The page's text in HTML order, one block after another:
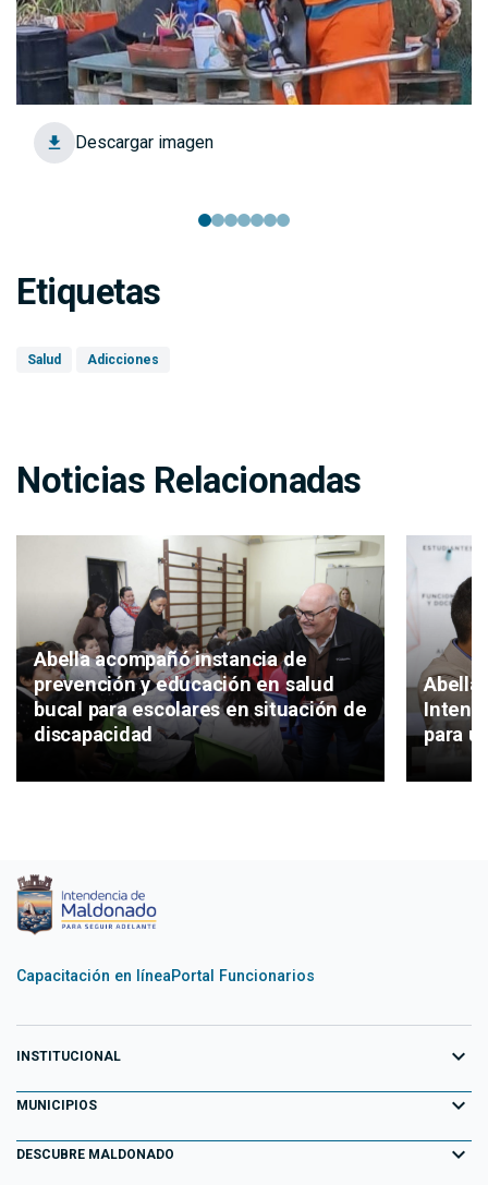
Descargar imagen
Etiquetas
Salud Adicciones
Noticias Relacionadas
Abella acompañó instancia de
prevención y educación en salud
bucal para escolares en situación de
discapacidad
Abella
para
Capacitación en líneaPortal Funcionarios
INSTITUCIONAL expand_more
Equipo de Gobierno
Primeros 100 días
MUNICIPIOS expand_more
Aiguá
DESCUBRE MALDONADO expand_more